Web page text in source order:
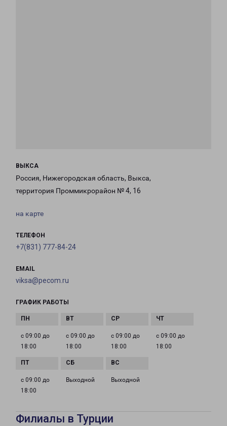
ВЫКСА
Россия, Нижегородская область, Выкса,
территория Проммикрорайон № 4, 16
на карте
ТЕЛЕФОН
+7(831) 777-84-24
EMAIL
viksa@pecom.ru
ГРАФИК РАБОТЫ
с 09:00 до
18:00
с 09:00 до
18:00
с 09:00 до
18:00
с 09:00 до
18:00
с 09:00 до
18:00
Выходной Выходной
Филиалы в Турции